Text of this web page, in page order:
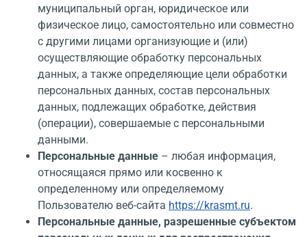
муниципальный орган, юридическое или
физическое лицо, самостоятельно или совместно
с другими лицами организующие и (или)
осуществляющие обработку персональных
данных, а также определяющие цели обработки
персональных данных, состав персональных
данных, подлежащих обработке, действия
(операции), совершаемые с персональными
данными.
Персональные данные – любая информация,
относящаяся прямо или косвенно к
определенному или определяемому
Пользователю веб-сайта https://krasmt.ru.
Персональные данные, разрешенные субъектом